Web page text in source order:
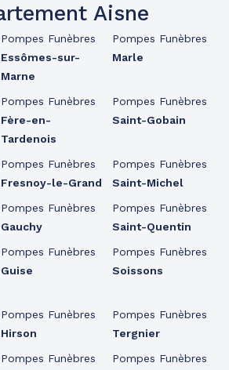
Aisne
Pompes Funèbres
Essômes-sur-
Marne
Pompes Funèbres
Fère-en-
Tardenois
Pompes Funèbres
Fresnoy-le-Grand
Pompes Funèbres
Gauchy
Pompes Funèbres
Guise
Pompes Funèbres
Hirson
Pompes Funèbres
Pompes Funèbres
Marle
Pompes Funèbres
Saint-Gobain
Pompes Funèbres
Saint-Michel
Pompes Funèbres
Saint-Quentin
Pompes Funèbres
Soissons
Pompes Funèbres
Tergnier
Pompes Funèbres